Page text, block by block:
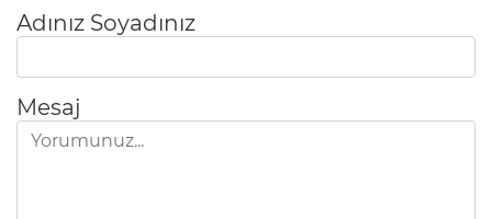
Adınız Soyadınız
Mesaj